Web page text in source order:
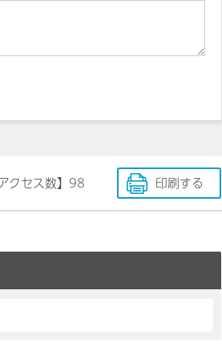
クセス数】 98 印刷する